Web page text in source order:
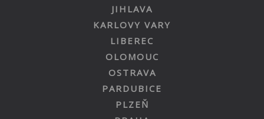
JIHLAVA
KARLOVY VARY
LIBEREC
OLOMOUC
OSTRAVA
PARDUBICE
PLZEŇ